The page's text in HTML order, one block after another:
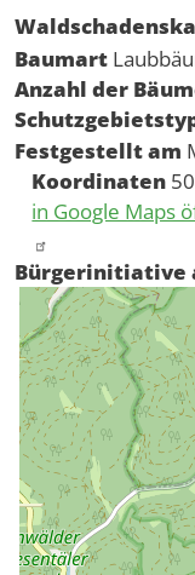
Baumart
Anzahl der
Festgestellt am
Koordinaten
in Google Maps
Bürgerinitiative